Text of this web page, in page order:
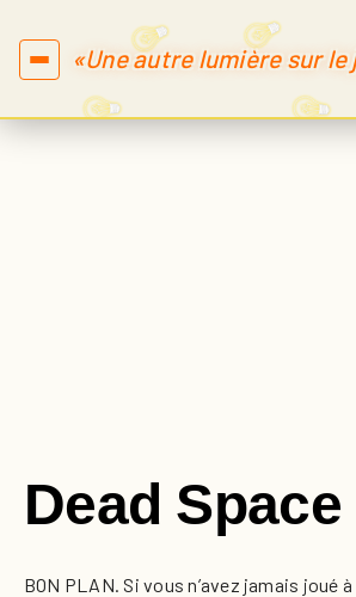
«Une autre lumière sur le
Dead
BON PLAN. Si vous n’avez jamais